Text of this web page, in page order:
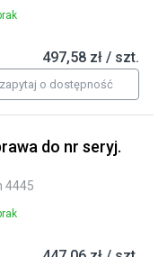
497,58 zł / szt.
zapytaj o dostępność
do nr seryj.
4445